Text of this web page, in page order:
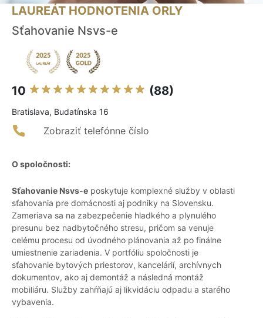
LAUREÁT HODNOTENIA ORLY
Sťahovanie Nsvs-e
10 (88)
Bratislava, Budatínska 16
Zobraziť telefónne číslo
O spoločnosti:
Sťahovanie Nsvs-e poskytuje komplexné služby v oblasti
sťahovania pre domácnosti aj podniky na Slovensku.
Zameriava sa na zabezpečenie hladkého a plynulého
presunu bez nadbytočného stresu, pričom sa venuje
celému procesu od úvodného plánovania až po finálne
umiestnenie zariadenia. V portfóliu spoločnosti je
sťahovanie bytových priestorov, kancelárií, archívnych
dokumentov, ako aj demontáž a následná montáž
mobiliáru. Služby zahŕňajú aj likvidáciu odpadu a starého
vybavenia.